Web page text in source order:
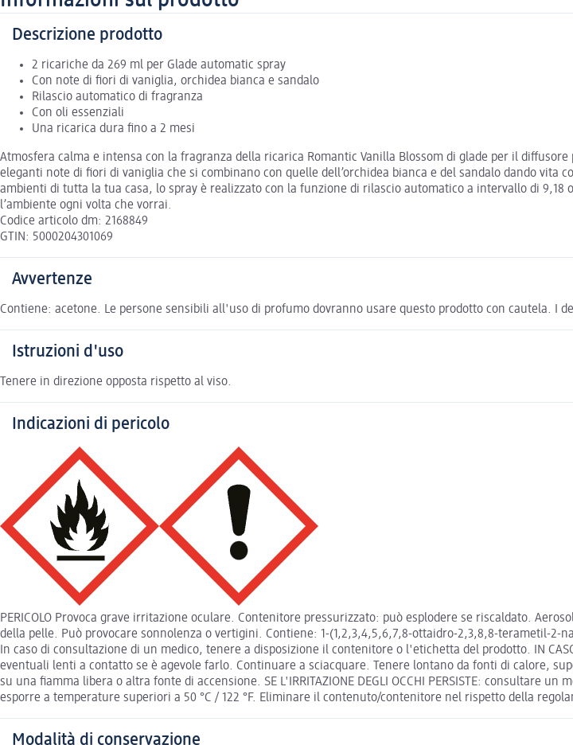
Descrizione prodotto
2 ricariche da 269 ml per Glade automatic spray
Con note di fiori di vaniglia, orchidea bianca e sandalo
Rilascio automatico di fragranza
Con oli essenziali
Una ricarica dura fino a 2 mesi
Atmosfera calma e intensa con la fragranza della ricarica Romantic Vanilla Blossom di glade per il
eleganti note di fiori di vaniglia che si combinano con quelle dell’orchidea bianca e del sandalo dando
ambienti di tutta la tua casa, lo spray è realizzato con la funzione di rilascio automatico a intervallo di
l’ambiente ogni volta che vorrai.
Codice articolo dm: 2168849
GTIN: 5000204301069
Avvertenze
Contiene: acetone. Le persone sensibili all'uso di profumo dovranno usare questo prodotto con cautela. I
Istruzioni d'uso
Tenere in direzione opposta rispetto al viso.
Indicazioni di pericolo
PERICOLO Provoca grave irritazione oculare. Contenitore pressurizzato: può esplodere se riscaldato.
della pelle. Può provocare sonnolenza o vertigini. Contiene: 1-(1,2,3,4,5,6,7,8-ottaidro-2,3,8,8-terametil-
In caso di consultazione di un medico, tenere a disposizione il contenitore o l'etichetta del prodotto. IN
eventuali lenti a contatto se è agevole farlo. Continuare a sciacquare. Tenere lontano da fonti di calore,
su una fiamma libera o altra fonte di accensione. SE L'IRRITAZIONE DEGLI OCCHI PERSISTE: consultare
esporre a temperature superiori a 50 °C / 122 °F. Eliminare il contenuto/contenitore nel rispetto della
Modalità di conservazione